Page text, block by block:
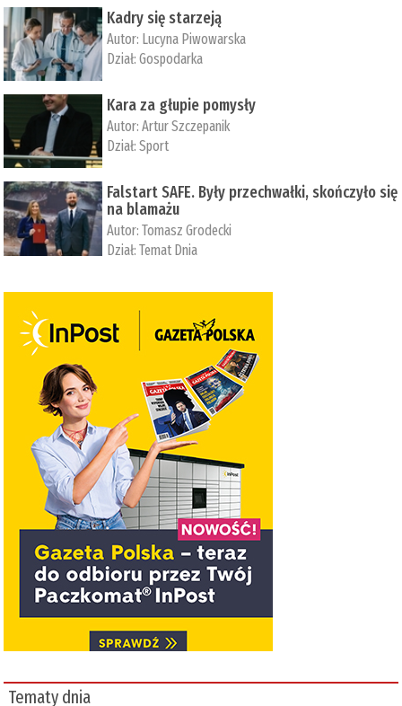
Kadry się starzeją
Autor: Lucyna Piwowarska
Dział:Gospodarka
Kara za głupie pomysły
Autor:Artur Szczepanik
Dział:Sport
Falstart SAFE. Były przechwałki, skończyło się
na blamażu
Autor:Tomasz Grodecki
Dział:Temat Dnia
Tematy dnia